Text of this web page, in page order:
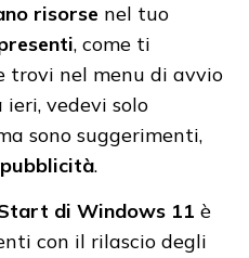
risorse nel tuo
, come ti
trovi nel menu di avvio
ieri, vedevi solo
sono suggerimenti,
pubblicità.
di Windows 11 è
con il rilascio degli